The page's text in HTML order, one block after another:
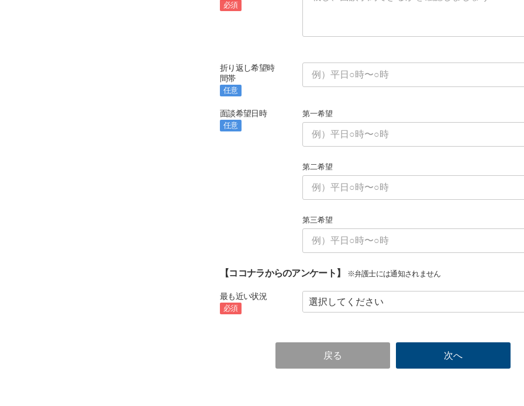
必須
折り返し希望時
間帯
任意
面談希望日時
任意
第一希望
第二希望
第三希望
【ココナラからのアンケート】 ※弁護士には通知されません
最も近い状況
必須